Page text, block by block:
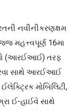
નવીનીકરણક્ષમ
મહત્ત્વપૂર્ણ 16મા
(આરઈઆઈ) તરફ
સાથે આરઈઆઈ
મોબિલિટી,
ઈ-હાઈવે સાથે